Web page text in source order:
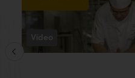
Vídeo